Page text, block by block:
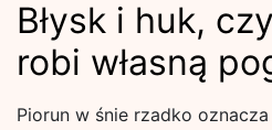
Błysk i huk,
robi własną
Piorun w śnie rzadko